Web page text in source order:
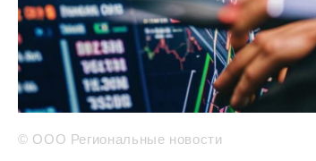
© ООО Региональные новости